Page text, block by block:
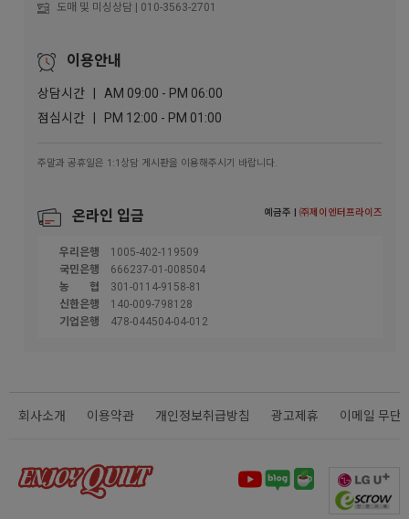
도매 및 미싱상담 | 010-3563-2701
이용안내
상담시간 | AM 09:00 - PM 06:00
점심시간 | PM 12:00 - PM 01:00
주말과 공휴일은 1:1상담 게시판을 이용해주시기 바랍니다.
온라인 입금 예금주 |㈜제이엔터프라이즈
우리은행
1005-402-119509
국민은행
666237-01-008504
농협301-0114-9158-81
신한은행
140-009-798128
기업은행
478-044504-04-012
회사소개 이용약관 개인정보취급방침 광고제휴 이메일 무단